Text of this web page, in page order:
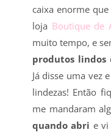
caixa enorme
loja Boutique de
muito tempo, e
produtos lindos
Já disse uma vez
lindezas! Então
me mandaram
quando abri e